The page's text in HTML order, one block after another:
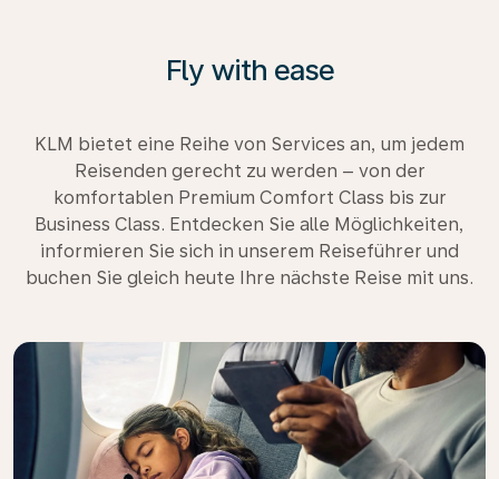
Fly with ease
KLM bietet eine Reihe von Services an, um jedem
Reisenden gerecht zu werden – von der
komfortablen Premium Comfort Class bis zur
Business Class. Entdecken Sie alle Möglichkeiten,
informieren Sie sich in unserem Reiseführer und
buchen Sie gleich heute Ihre nächste Reise mit uns.